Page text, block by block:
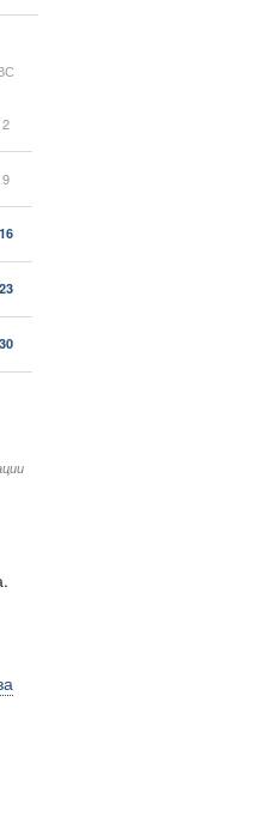
2
9
16
23
30